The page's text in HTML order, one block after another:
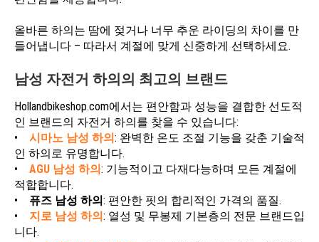
올바른 하의는 땀에 젖거나 너무 추운 라이딩의 차이를 만
들어냅니다 – 따라서 계절에 맞게 신중하게 선택하세요.
남성 자전거 하의의 최고의 브랜드
Hollandbikeshop.com에서는 편안함과 성능을 결합한 선도적
인 브랜드의 자전거 하의를 찾을 수 있습니다:
• 시마노 남성 하의: 완벽한 온도 조절 기능을 갖춘 기술적
인 하의로 유명합니다.
• AGU 남성 하의: 기능적이고 다재다능하며 모든 계절에
적합합니다.
• 퓨즈 남성 하의: 편안한 핏의 합리적인 가격의 품질.
• 지로 남성 하의: 열성 및 무봉제 기본층의 전문 브랜드입
니다.